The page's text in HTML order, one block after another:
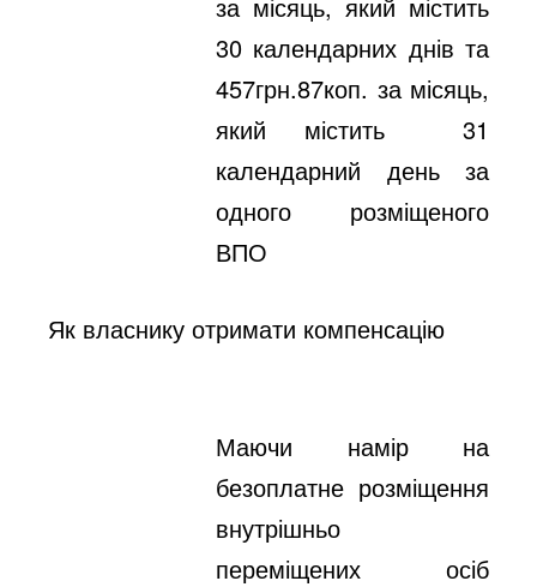
30 календарних днів та
457грн.87коп. за місяць,
який містить 31
календарний день за
одного розміщеного
ВПО
Як власнику отримати компенсацію
Маючи намір на
безоплатне розміщення
внутрішньо
переміщених осіб